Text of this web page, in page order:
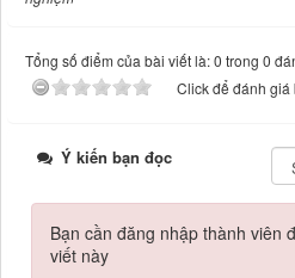
Tổng số điểm của bài viết là: 0 trong 0
Click để đánh giá
Ý kiến bạn đọc
Bạn cần đăng nhập thành viên
viết này